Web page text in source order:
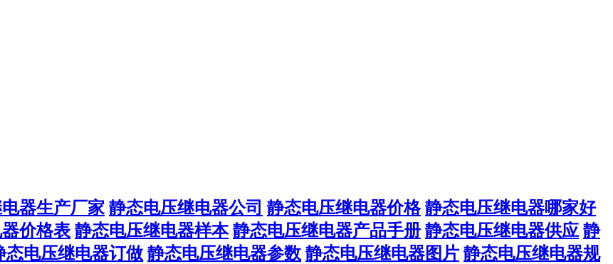
器生产厂家 静态电压继电器公司 静态电压继电器价格 静态电压继电器哪家好
价格表 静态电压继电器样本 静态电压继电器产品手册 静态电压继电器供应 静
态电压继电器订做 静态电压继电器参数 静态电压继电器图片 静态电压继电器规